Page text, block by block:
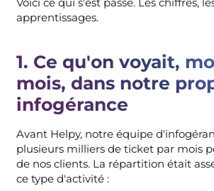
apprentissages.
1. Ce qu'on voyait,
mois, dans notre
infogérance
Avant Helpy, notre équipe
plusieurs milliers de ticket par mois
de nos clients. La répartition était
ce type d'activité :